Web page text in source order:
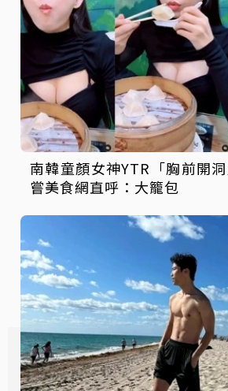
南韓童顏女神YTR「胸前開
嘗美食網直呼：大籠包